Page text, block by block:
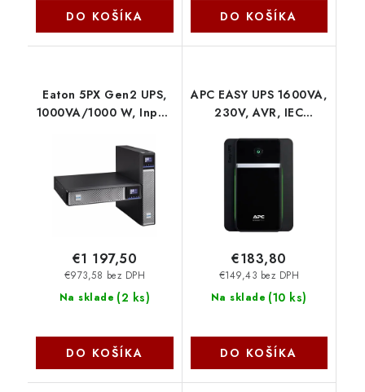
DO KOŠÍKA DO KOŠÍKA
Eaton 5PX Gen2 UPS,
1000VA/1000 W, Input:
Rack/tower, 2U,
NetworkCard
5PX1000IRTNG2
Na sklade (2 ks)
€973,58 bez DPH
€1 197,50
DO KOŠÍKA
APC EASY UPS 1600VA,
230V, AVR, IEC
BVX1600LI
Na sklade (10 ks)
€149,43 bez DPH
€183,80
DO KOŠÍKA